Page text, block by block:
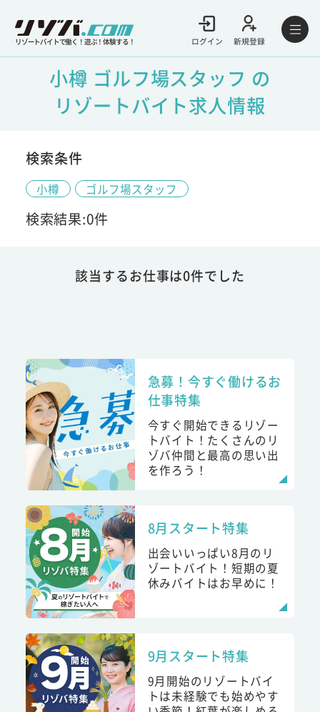
リゾートバイトで働く！遊ぶ！体験する！ ログイン 新規登録
小樽 ゴルフ場スタッフ の
リゾートバイト求人情報
検索条件
小樽 ゴルフ場スタッフ
検索結果:0件
該当するお仕事は0件でした
急募！今すぐ働けるお
仕事特集
今すぐ開始できるリゾー
トバイト！たくさんのリ
ゾバ仲間と最高の思い出
を作ろう！
8月スタート特集
出会いいっぱい8月のリ
ゾートバイト！短期の夏
休みバイトはお早めに！
9月スタート特集
9月開始のリゾートバイ
トは未経験でも始めやす